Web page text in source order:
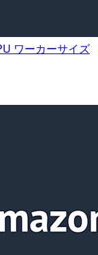
ワーカーサイズ